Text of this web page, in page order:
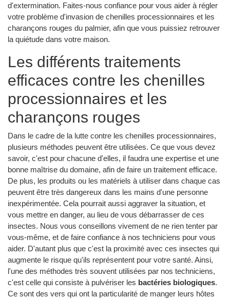
d'extermination. Faites-nous confiance pour vous aider à régler
votre problème d'invasion de chenilles processionnaires et les
charançons rouges du palmier, afin que vous puissiez retrouver
la quiétude dans votre maison.
Les différents traitements
efficaces contre les chenilles
processionnaires et les
charançons rouges
Dans le cadre de la lutte contre les chenilles processionnaires,
plusieurs méthodes peuvent être utilisées. Ce que vous devez
savoir, c'est pour chacune d'elles, il faudra une expertise et une
bonne maîtrise du domaine, afin de faire un traitement efficace.
De plus, les produits ou les matériels à utiliser dans chaque cas
peuvent être très dangereux dans les mains d'une personne
inexpérimentée. Cela pourrait aussi aggraver la situation, et
vous mettre en danger, au lieu de vous débarrasser de ces
insectes. Nous vous conseillons vivement de ne rien tenter par
vous-même, et de faire confiance à nos techniciens pour vous
aider. D'autant plus que c'est la proximité avec ces insectes qui
augmente le risque qu'ils représentent pour votre santé. Ainsi,
l'une des méthodes très souvent utilisées par nos techniciens,
c'est celle qui consiste à pulvériser les bactéries biologiques.
Ce sont des vers qui ont la particularité de manger leurs hôtes